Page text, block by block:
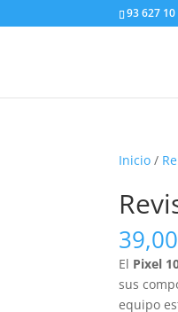
93 627 10
Inicio /
39,00
El Pixel
sus
equipo